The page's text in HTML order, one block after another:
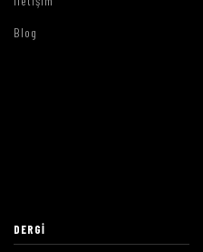
Blog
DERGI